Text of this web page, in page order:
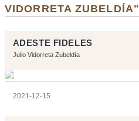
VIDORRETA ZUBELDÍA"
ADESTE FIDELES
Julio Vidorreta Zubeldía
2021-12-15